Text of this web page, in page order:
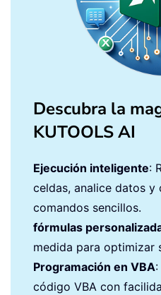
Descubra la
KUTOOLS AI
Ejecución inteligente:
celdas, analice datos
comandos sencillos.
fórmulas
medida para optimizar
Programación en VBA
código VBA con